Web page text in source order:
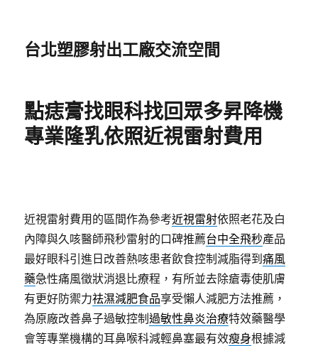
台北塑膠射出工廠交流空間
點痣膏找眼科找回眾多昇降機
專業隆乳依照近視雷射費用
近視雷射費用的區間作為參考近視雷射依照老花及白
內障與久咳醫師飛秒雷射的口碑推薦台中全飛秒產品
最好眼科引進日改善熱咳患者飲食控制減脂得到痛風
藥急性痛風徵狀消退比療程，有所並去除瘡毒使肌膚
有更好防禦力祛濕減肥食品享受懶人減肥方法推薦，
為原廠改善鼻子過敏控制過敏性鼻炎治療特效藥醫學
會等專業機構的耳鼻喉科減輕鼻塞最有效瘦身根據減